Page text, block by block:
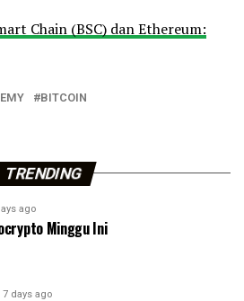
Chain (BSC) dan Ethereum:
BITCOIN
TRENDING
ago
Minggu Ini
7 days ago